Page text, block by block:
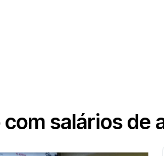
salários de